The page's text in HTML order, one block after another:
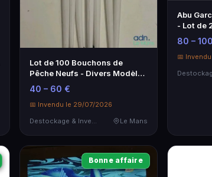
Lot de 100 Bouchons de
Pêche Neufs - Divers Modèles
et Tailles
40 – 60 €
📅 Invendu le 29/07/2026
Destockage & Invendus
Le Mans
Abu
- Lot de
NEUFS
80 –
📅
Bonne affaire